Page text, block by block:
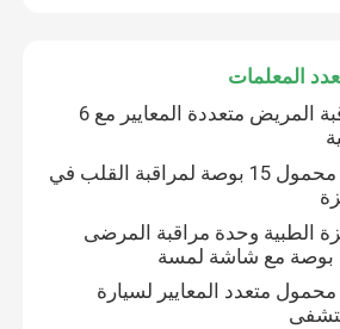
المعلمات
علامات حيوية مراقبة المريض متعددة المعايير مع 6
جهاز مراقبة حيوية محمول 15 بوصة لمراقبة القلب في
الطبية وحدة مراقبة المرضى
متعدد المعايير لسيارة